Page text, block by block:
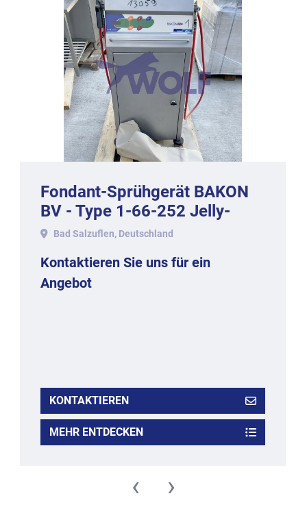
Fondant-Sprühgerät BAKON
BV - Type 1-66-252 Jelly-
2000.
Bad Salzuflen, Deutschland
Kontaktieren Sie uns für ein
Angebot
KONTAKTIEREN
MEHR ENTDECKEN
‹ ›